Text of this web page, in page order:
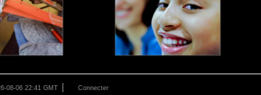
08-06 22:41 GMT Connecter